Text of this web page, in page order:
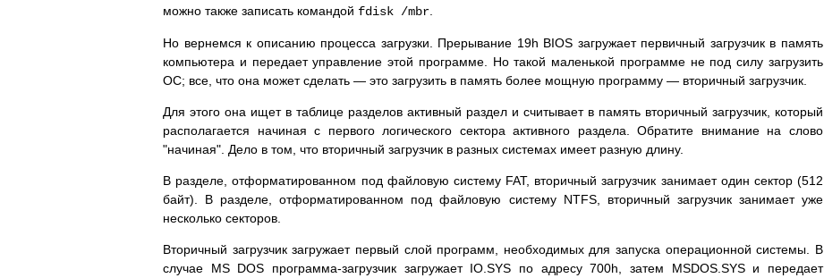
можно также записать командой fdisk /mbr
Но вернемся к описанию процесса загрузки. Прерывание 19h BIOS загружает первичный загрузчик в память
компьютера и передает управление этой программе. Но такой маленькой программе не под силу загрузить
ОС; все, что она может сделать — это загрузить в память более мощную программу — вторичный загрузчик.
Для этого она ищет в таблице разделов активный раздел и считывает в память вторичный загрузчик, который
располагается начиная с первого логического сектора активного раздела. Обратите внимание на слово
"начиная". Дело в том, что вторичный загрузчик в разных системах имеет разную длину.
В разделе, отформатированном под файловую систему FAT, вторичный загрузчик занимает один сектор (512
байт). В разделе, отформатированном под файловую систему NTFS, вторичный загрузчик занимает уже
несколько секторов.
Вторичный загрузчик загружает первый слой программ, необходимых для запуска операционной системы. В
случае MS DOS программа-загрузчик загружает IO.SYS по адресу 700h, затем MSDOS.SYS и передает